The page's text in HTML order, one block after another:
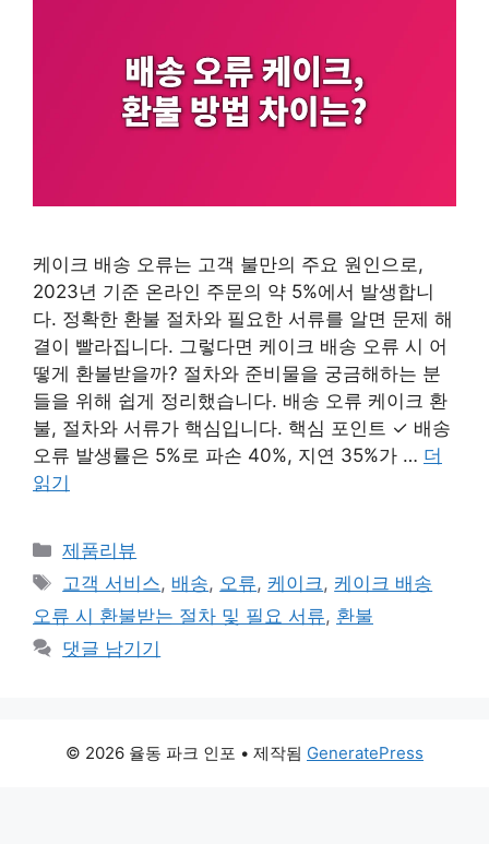
케이크 배송 오류는 고객 불만의 주요 원인으로,
2023년 기준 온라인 주문의 약 5%에서 발생합니
다. 정확한 환불 절차와 필요한 서류를 알면 문제 해
결이 빨라집니다. 그렇다면 케이크 배송 오류 시 어
떻게 환불받을까? 절차와 준비물을 궁금해하는 분
들을 위해 쉽게 정리했습니다. 배송 오류 케이크 환
불, 절차와 서류가 핵심입니다. 핵심 포인트 ✓ 배송
오류 발생률은 5%로 파손 40%, 지연 35%가 … 더
읽기
카
테
리
제품리뷰
태
그
고객 서비스, 배송, 오류, 케이크, 케이크 배송
오류 시 환불받는 절차 및 필요 서류, 환불
댓글 남기기
© 2026 율동 파크 인포 • 제작됨 GeneratePress